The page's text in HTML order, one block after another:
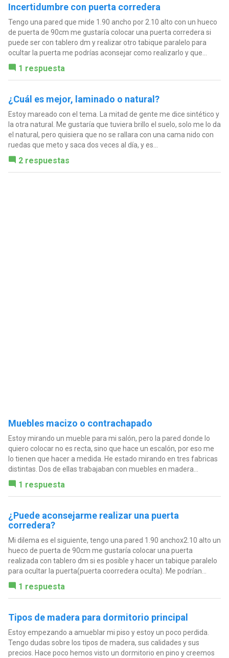
Incertidumbre con puerta corredera
Tengo una pared que mide 1.90 ancho por 2.10 alto con un hueco
de puerta de 90cm me gustaría colocar una puerta corredera si
puede ser con tablero dm y realizar otro tabique paralelo para
ocultar la puerta me podrías aconsejar como realizarlo y que...
1 respuesta
¿Cuál es mejor, laminado o natural?
Estoy mareado con el tema. La mitad de gente me dice sintético y
la otra natural. Me gustaría que tuviera brillo el suelo, solo me lo da
el natural, pero quisiera que no se rallara con una cama nido con
ruedas que meto y saca dos veces al día, y es...
2 respuestas
Muebles macizo o contrachapado
Estoy mirando un mueble para mi salón, pero la pared donde lo
quiero colocar no es recta, sino que hace un escalón, por eso me
lo tienen que hacer a medida. He estado mirando en tres fabricas
distintas. Dos de ellas trabajaban con muebles en madera...
1 respuesta
¿Puede aconsejarme realizar una puerta
corredera?
Mi dilema es el siguiente, tengo una pared 1.90 anchox2.10 alto un
hueco de puerta de 90cm me gustaría colocar una puerta
realizada con tablero dm si es posible y hacer un tabique paralelo
para ocultar la puerta(puerta coorredera oculta). Me podrían...
1 respuesta
Tipos de madera para dormitorio principal
Estoy empezando a amueblar mi piso y estoy un poco perdida.
Tengo dudas sobre los tipos de madera, sus calidades y sus
precios. Hace poco hemos visto un dormitorio en pino y creemos